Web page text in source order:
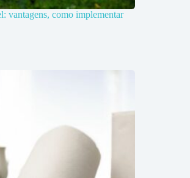
vantagens, como implementar